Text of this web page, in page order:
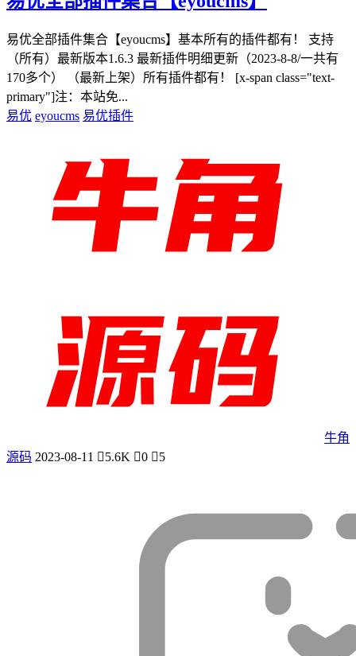
易优全部插件集合【eyoucms】基本所有的插件都有！ 支持
（所有）最新版本1.6.3 最新插件明细更新（2023-8-8/一共有
170多个） （最新上架）所有插件都有！ [x-span class="text-
primary"]注：本站免...
易优 eyoucms 易优插件
牛角
源码 2023-08-11 5.6K 0 5